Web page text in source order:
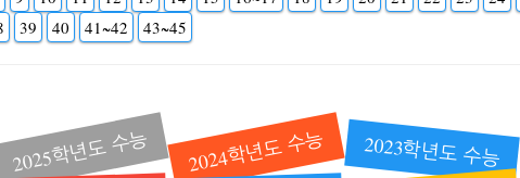
39 40 41~42 43~45
2025학년도 수능 2024학년도 수능 2023학년도 수능